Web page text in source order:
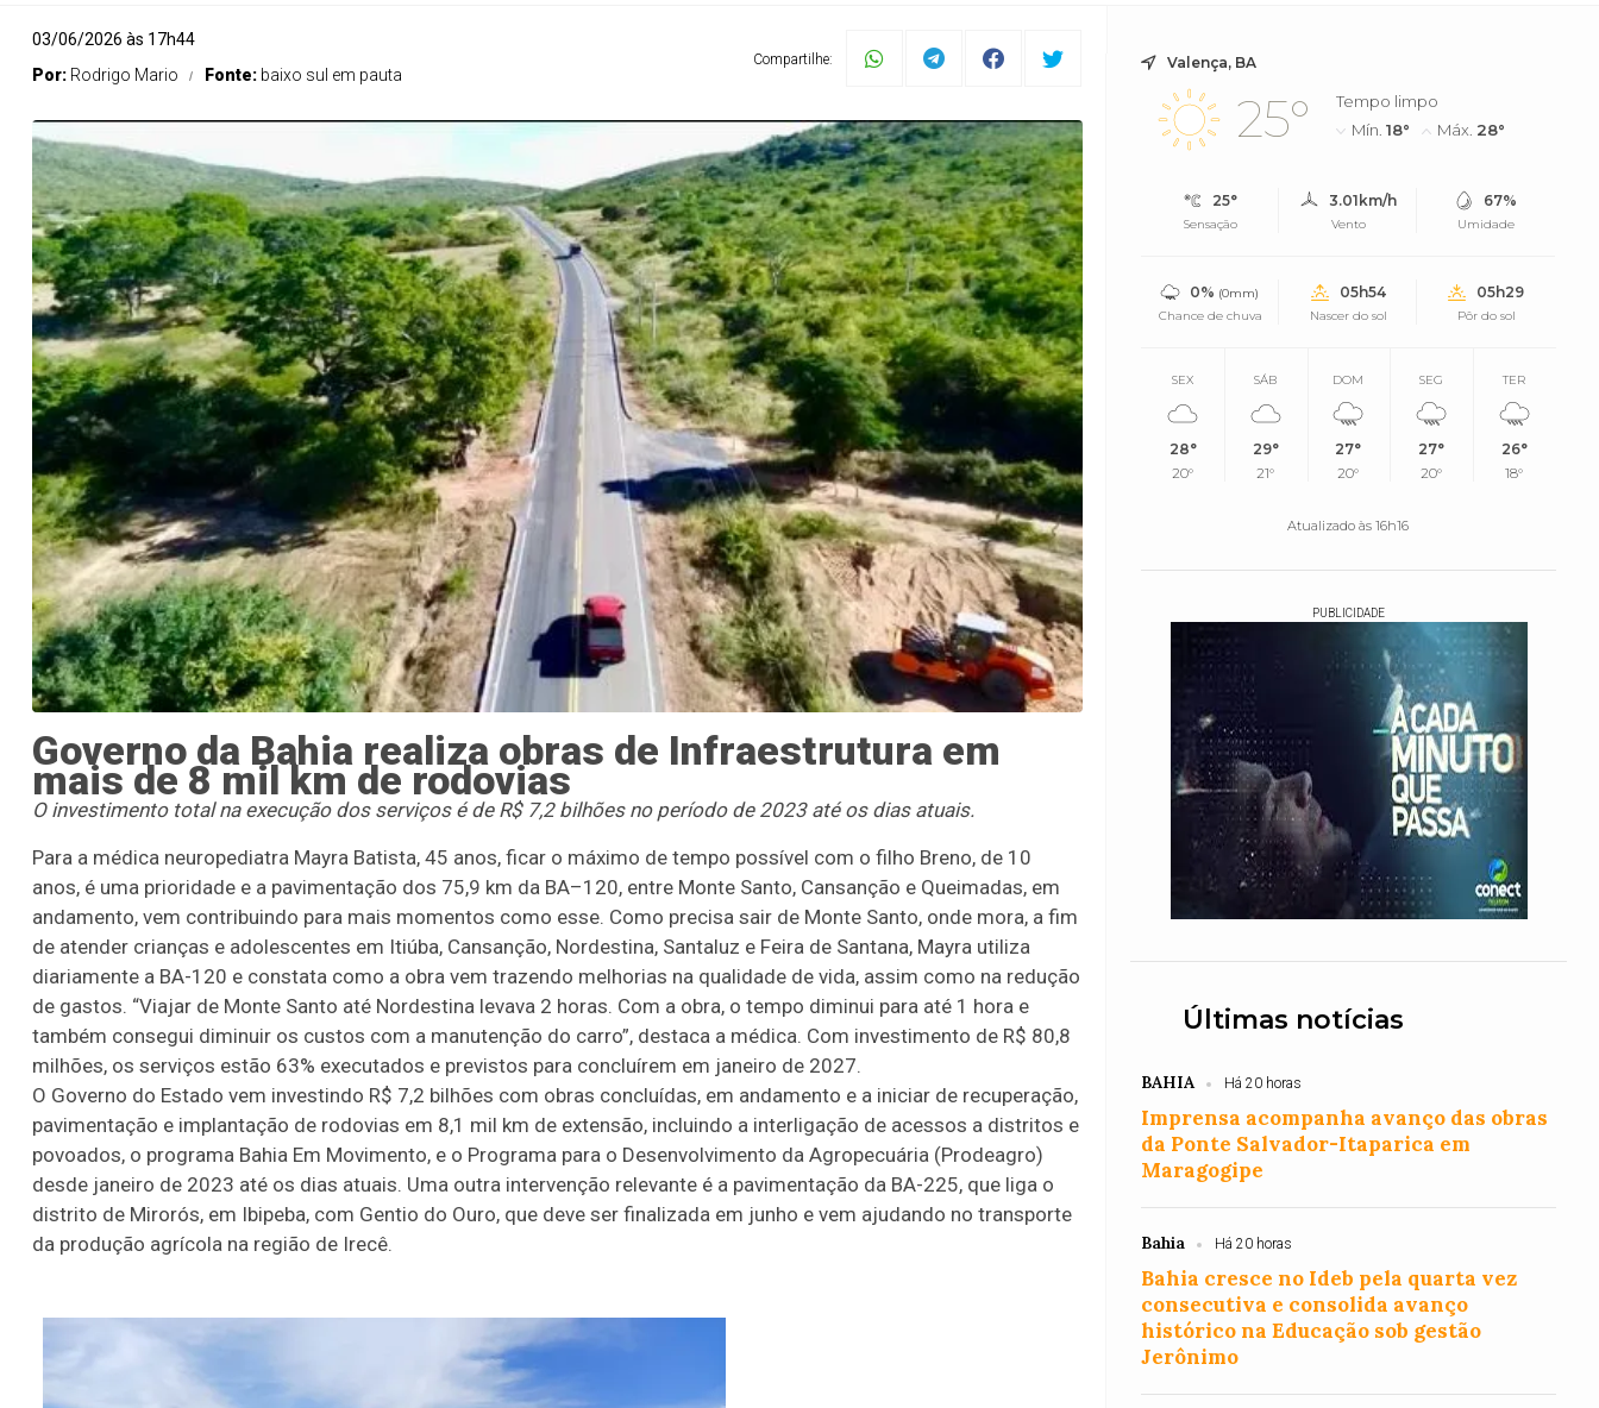
03/06/2026 às 17h44
Por: Rodrigo Mario Fonte: baixo sul em pauta
Compartilhe:
Governo da Bahia realiza obras de Infraestrutura em
mais de 8 mil km de rodovias
O investimento total na execução dos serviços é de R$ 7,2 bilhões no período de 2023 até os dias atuais.
Para a médica neuropediatra Mayra Batista, 45 anos, ficar o máximo de tempo possível com o filho Breno, de 10
anos, é uma prioridade e a pavimentação dos 75,9 km da BA–120, entre Monte Santo, Cansanção e Queimadas, em
andamento, vem contribuindo para mais momentos como esse. Como precisa sair de Monte Santo, onde mora, a fim
de atender crianças e adolescentes em Itiúba, Cansanção, Nordestina, Santaluz e Feira de Santana, Mayra utiliza
diariamente a BA-120 e constata como a obra vem trazendo melhorias na qualidade de vida, assim como na redução
de gastos. “Viajar de Monte Santo até Nordestina levava 2 horas. Com a obra, o tempo diminui para até 1 hora e
também consegui diminuir os custos com a manutenção do carro”, destaca a médica. Com investimento de R$ 80,8
milhões, os serviços estão 63% executados e previstos para concluírem em janeiro de 2027.
O Governo do Estado vem investindo R$ 7,2 bilhões com obras concluídas, em andamento e a iniciar de recuperação,
pavimentação e implantação de rodovias em 8,1 mil km de extensão, incluindo a interligação de acessos a distritos e
povoados, o programa Bahia Em Movimento, e o Programa para o Desenvolvimento da Agropecuária (Prodeagro)
desde janeiro de 2023 até os dias atuais. Uma outra intervenção relevante é a pavimentação da BA-225, que liga o
distrito de Mirorós, em Ibipeba, com Gentio do Ouro, que deve ser finalizada em junho e vem ajudando no transporte
da produção agrícola na região de Irecê.
Valença, BA
25°
Tempo limpo
Mín.18° Máx. 28°
25°
Sensação
3.01km/h
Vento
67%
Umidade
0% (0mm)
Chance de chuva
05h54
Nascer do sol
05h29
Pôr do sol
SEX
28°
20°
SÁB
29°
21°
DOM
27°
20°
SEG
27°
20°
TER
26°
18°
Atualizado às 16h16
PUBLICIDADE
Últimas notícias
BAHIA Há 20 horas
Imprensa acompanha avanço das obras
da Ponte Salvador-Itaparica em
Maragogipe
Bahia Há 20 horas
Bahia cresce no Ideb pela quarta vez
consecutiva e consolida avanço
histórico na Educação sob gestão
Jerônimo